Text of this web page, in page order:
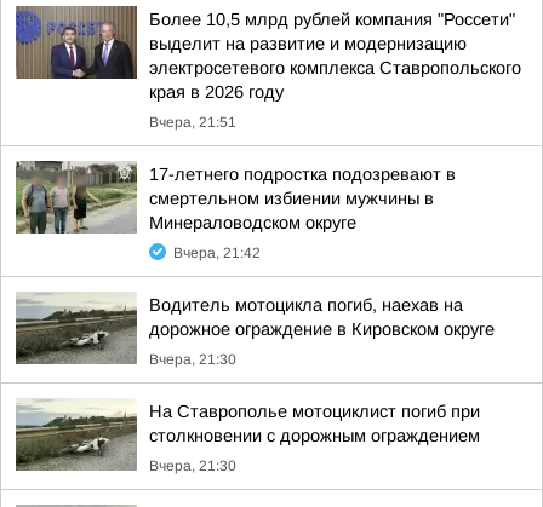
Более 10,5 млрд рублей компания "Россети"
выделит на развитие и модернизацию
электросетевого комплекса Ставропольского
края в 2026 году
Вчера, 21:51
17-летнего подростка подозревают в
смертельном избиении мужчины в
Минераловодском округе
Вчера, 21:42
Водитель мотоцикла погиб, наехав на
дорожное ограждение в Кировском округе
Вчера, 21:30
На Ставрополье мотоциклист погиб при
столкновении с дорожным ограждением
Вчера, 21:30